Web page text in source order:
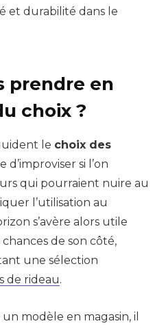
et durabilité dans le
prendre en
choix ?
le choix des
d’improviser si l’on
qui pourraient nuire au
l’utilisation au
s’avère alors utile
de son côté,
une sélection
de rideau.
modèle en magasin, il